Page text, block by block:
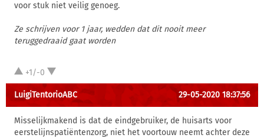
voor stuk niet veilig genoeg.
Ze schrijven voor 1 jaar, wedden dat dit nooit meer
teruggedraaid gaat worden
+1/-0
LuigiTentorioABC 29-05-2020 18:37:56
Misselijkmakend is dat de eindgebruiker, de huisarts voor
eerstelijnspatiëntenzorg, niet het voortouw neemt achter deze